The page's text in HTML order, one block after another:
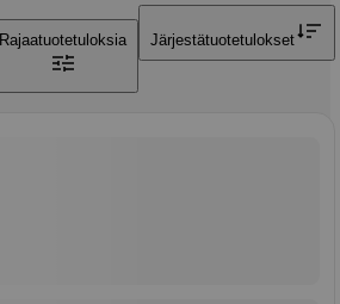
Rajaatuotetuloksia Järjestätuotetulokset